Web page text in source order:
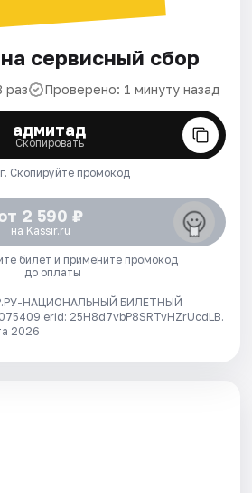
сервисный сбор
раз Проверено: 1 минуту назад
адмитад
Скопировать
Скопируйте промокод
2 590 ₽
на Kassir.ru
билет и примените промокод
до оплаты
НАЦИОНАЛЬНЫЙ БИЛЕТНЫЙ
erid: 25H8d7vbP8SRTvHZrUcdLB.
2026